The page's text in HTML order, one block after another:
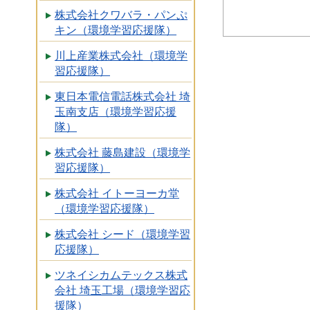
株式会社クワバラ・パンぷ
キン（環境学習応援隊）
川上産業株式会社（環境学
習応援隊）
東日本電信電話株式会社 埼
玉南支店（環境学習応援
隊）
株式会社 藤島建設（環境学
習応援隊）
株式会社 イトーヨーカ堂
（環境学習応援隊）
株式会社 シード（環境学習
応援隊）
ツネイシカムテックス株式
会社 埼玉工場（環境学習応
援隊）